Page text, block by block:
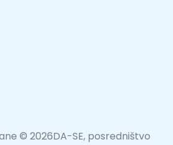
© 2026DA-SE, posredništvo